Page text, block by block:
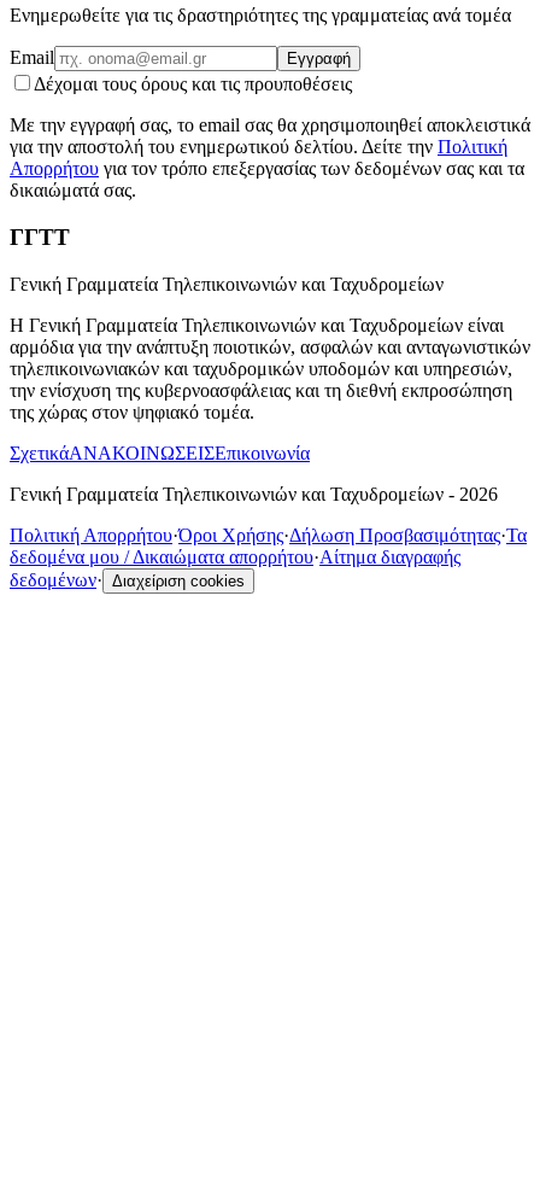
Ενημερωθείτε για τις δραστηριότητες της γραμματείας ανά τομέα
Email Εγγραφή
Δέχομαι τους όρους και τις προυποθέσεις
Με την εγγραφή σας, το email σας θα χρησιμοποιηθεί αποκλειστικά
για την αποστολή του ενημερωτικού δελτίου. Δείτε την Πολιτική
Απορρήτου για τον τρόπο επεξεργασίας των δεδομένων σας και τα
δικαιώματά σας.
ΓΓΤΤ
Γενική Γραμματεία Τηλεπικοινωνιών και Ταχυδρομείων
Η Γενική Γραμματεία Τηλεπικοινωνιών και Ταχυδρομείων είναι
αρμόδια για την ανάπτυξη ποιοτικών, ασφαλών και ανταγωνιστικών
τηλεπικοινωνιακών και ταχυδρομικών υποδομών και υπηρεσιών,
την ενίσχυση της κυβερνοασφάλειας και τη διεθνή εκπροσώπηση
της χώρας στον ψηφιακό τομέα.
ΣχετικάΑΝΑΚΟΙΝΩΣΕΙΣΕπικοινωνία
Γενική Γραμματεία Τηλεπικοινωνιών και Ταχυδρομείων - 2026
Πολιτική Απορρήτου·Όροι Χρήσης·Δήλωση Προσβασιμότητας·Τα
δεδομένα μου / Δικαιώματα απορρήτου·Αίτημα διαγραφής
δεδομένων· Διαχείριση cookies